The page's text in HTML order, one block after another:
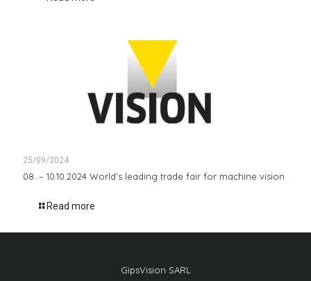
25/09/2024
08. – 10.10.2024 World’s leading trade fair for machine vision
Read more
GipsVision SARL